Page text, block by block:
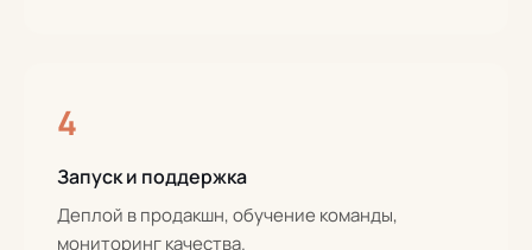
4
Запуск и поддержка
Деплой в продакшн, обучение команды,
мониторинг качества.